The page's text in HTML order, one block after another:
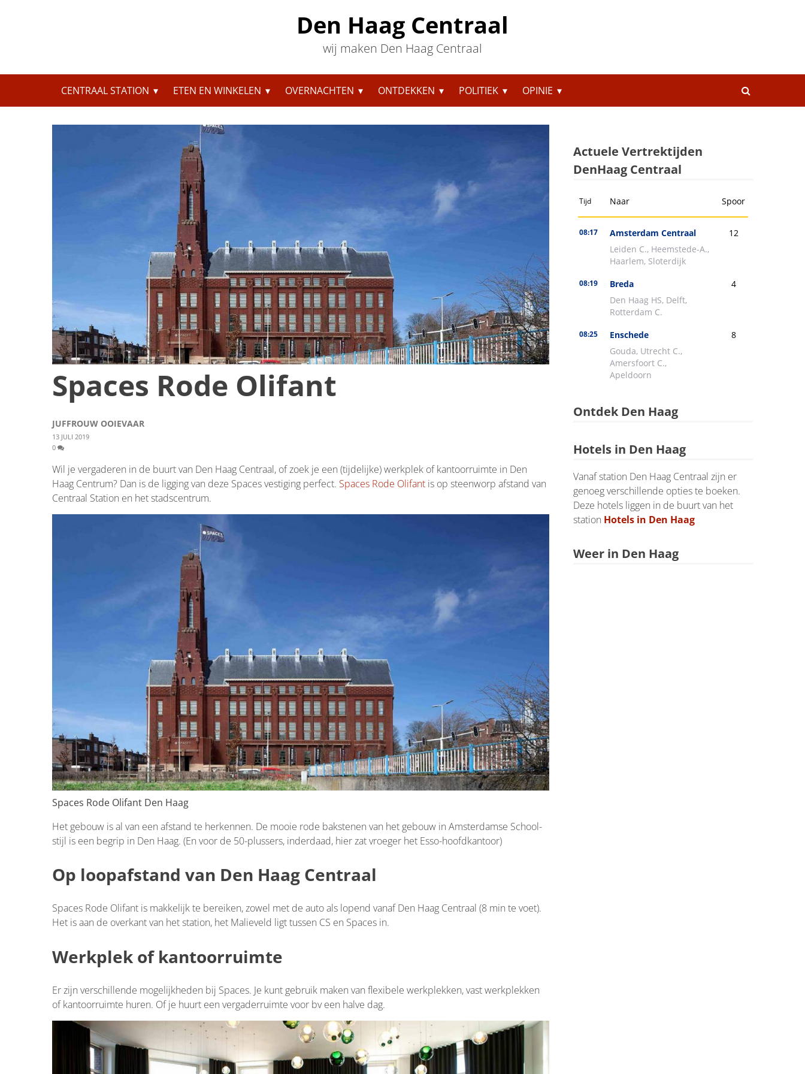
Den Haag Centraal
wij maken Den Haag Centraal
CENTRAAL STATION ETEN EN WINKELEN OVERNACHTEN ONTDEKKEN POLITIEK OPINIE
naar:
Spaces Rode Olifant
JUFFROUW OOIEVAAR
13 JULI 2019
0
Wil je vergaderen in de buurt van Den Haag Centraal, of zoek je een (tijdelijke) werkplek of kantoorruimte in Den
Haag Centrum? Dan is de ligging van deze Spaces vestiging perfect. Spaces Rode Olifant is op steenworp afstand van
Centraal Station en het stadscentrum.
Spaces Rode Olifant Den Haag
Het gebouw is al van een afstand te herkennen. De mooie rode bakstenen van het gebouw in Amsterdamse School-
stijl is een begrip in Den Haag. (En voor de 50-plussers, inderdaad, hier zat vroeger het Esso-hoofdkantoor)
Op loopafstand van Den Haag Centraal
Spaces Rode Olifant is makkelijk te bereiken, zowel met de auto als lopend vanaf Den Haag Centraal (8 min te voet).
Het is aan de overkant van het station, het Malieveld ligt tussen CS en Spaces in.
Werkplek of kantoorruimte
Er zijn verschillende mogelijkheden bij Spaces. Je kunt gebruik maken van flexibele werkplekken, vast werkplekken
of kantoorruimte huren. Of je huurt een vergaderruimte voor bv een halve dag.
Actuele Vertrektijden
DenHaag Centraal
Ontdek Den Haag
Hotels in Den Haag
Vanaf station Den Haag Centraal zijn er
genoeg verschillende opties te boeken.
Deze hotels liggen in de buurt van het
station Hotels in Den Haag
Weer in Den Haag